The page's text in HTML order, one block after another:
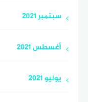
سبتمبر 2021
أغسطس 2021
يوليو 2021